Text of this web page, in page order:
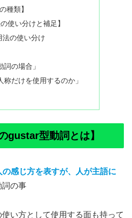
種類】
使い分けと補足】
法の使い分け
詞の場合」
称だけを使用するのか」
gustar型動詞とは】
の感じ方を表すが、人が主語に
詞の事
い方として使用する面も持って